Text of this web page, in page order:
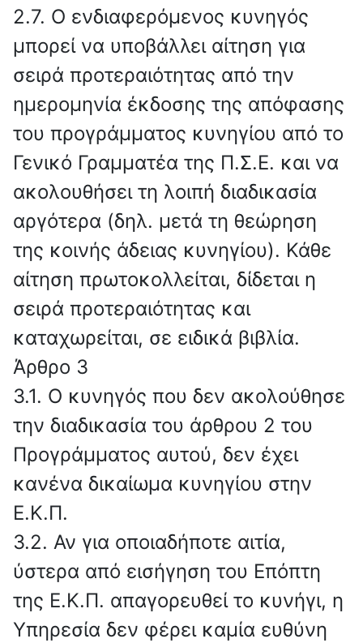
2.7. Ο ενδιαφερόμενος κυνηγός
μπορεί να υποβάλλει αίτηση για
σειρά προτεραιότητας από την
ημερομηνία έκδοσης της απόφασης
του προγράμματος κυνηγίου από το
Γενικό Γραμματέα της Π.Σ.Ε. και να
ακολουθήσει τη λοιπή διαδικασία
αργότερα (δηλ. μετά τη θεώρηση
της κοινής άδειας κυνηγίου). Κάθε
αίτηση πρωτοκολλείται, δίδεται η
σειρά προτεραιότητας και
καταχωρείται, σε ειδικά βιβλία.
Άρθρο 3
3.1. Ο κυνηγός που δεν ακολούθησε
την διαδικασία του άρθρου 2 του
Προγράμματος αυτού, δεν έχει
κανένα δικαίωμα κυνηγίου στην
Ε.Κ.Π.
3.2. Αν για οποιαδήποτε αιτία,
ύστερα από εισήγηση του Επόπτη
της Ε.Κ.Π. απαγορευθεί το κυνήγι, η
Υπηρεσία δεν φέρει καμία ευθύνη